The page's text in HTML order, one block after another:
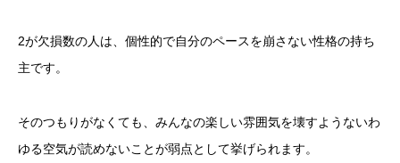
2が欠損数の人は、個性的で自分のペースを崩さない性格の持ち
主です。
そのつもりがなくても、みんなの楽しい雰囲気を壊すようないわ
ゆる空気が読めないことが弱点として挙げられます。